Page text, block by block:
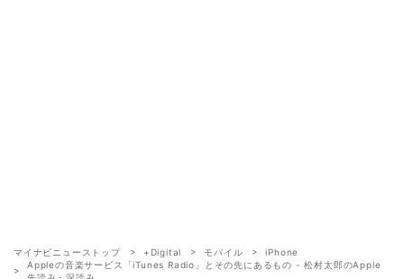
マイナビニューストップ +Digital モバイル
iPhone
Appleの音楽サービス「iTunes Radio」とその先にあるもの - 松村太郎のApple